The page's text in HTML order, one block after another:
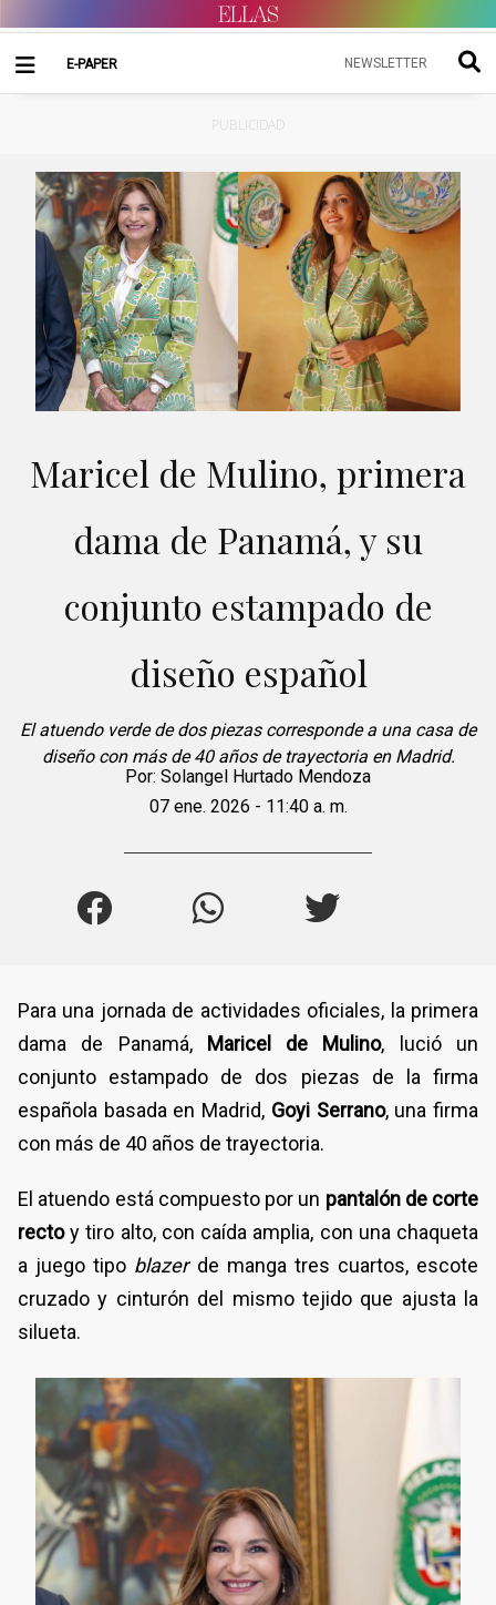
E-PAPER NEWSLETTER
PUBLICIDAD
Maricel de Mulino, primera
dama de Panamá, y su
conjunto estampado de
diseño español
El atuendo verde de dos piezas corresponde a una casa de
diseño con más de 40 años de trayectoria en Madrid.
Por: Solangel Hurtado Mendoza
07 ene. 2026 - 11:40 a. m.
Para una jornada de actividades oficiales, la primera
dama de Panamá,
Maricel de Mulino, lució un
conjunto estampado de dos piezas de la firma
española basada en Madrid, Goyi Serrano, una firma
con más de 40 años de trayectoria.
El atuendo está compuesto por un pantalón de corte
rectoy tiro alto, con caída amplia, con una chaqueta
a juego tipo blazer de manga tres cuartos, escote
cruzado y cinturón del mismo tejido que ajusta la
silueta.